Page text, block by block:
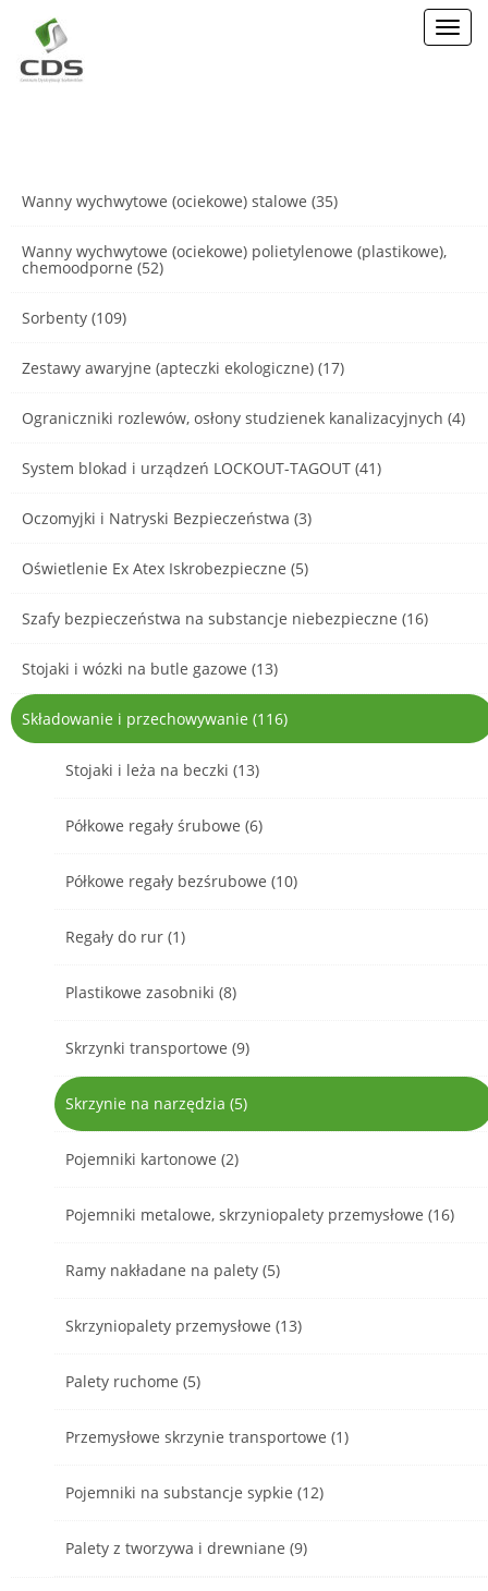
Wanny wychwytowe (ociekowe) stalowe (35)
Wanny wychwytowe (ociekowe) polietylenowe (plastikowe),
chemoodporne (52)
Sorbenty (109)
Zestawy awaryjne (apteczki ekologiczne) (17)
Ograniczniki rozlewów, osłony studzienek kanalizacyjnych (4)
System blokad i urządzeń LOCKOUT-TAGOUT (41)
Oczomyjki i Natryski Bezpieczeństwa (3)
Oświetlenie Ex Atex Iskrobezpieczne (5)
Szafy bezpieczeństwa na substancje niebezpieczne (16)
Stojaki i wózki na butle gazowe (13)
Składowanie i przechowywanie (116)
Stojaki i leża na beczki (13)
Półkowe regały śrubowe (6)
Półkowe regały bezśrubowe (10)
Regały do rur (1)
Plastikowe zasobniki (8)
Skrzynki transportowe (9)
Skrzynie na narzędzia (5)
Pojemniki kartonowe (2)
Pojemniki metalowe, skrzyniopalety przemysłowe (16)
Ramy nakładane na palety (5)
Skrzyniopalety przemysłowe (13)
Palety ruchome (5)
Przemysłowe skrzynie transportowe (1)
Pojemniki na substancje sypkie (12)
Palety z tworzywa i drewniane (9)